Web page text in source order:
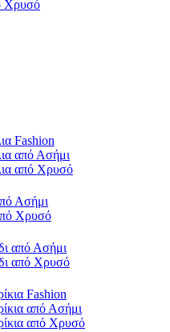
Χρυσό
Fashion
από Ασήμι
από Χρυσό
Ασήμι
Χρυσό
από Ασήμι
από Χρυσό
Fashion
από Ασήμι
από Χρυσό